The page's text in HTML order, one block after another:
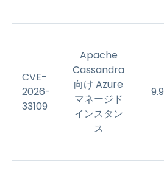
CVE-
2026-
33109
Apache
Cassandra
向け Azure
マネージド
インスタン
ス
9.9